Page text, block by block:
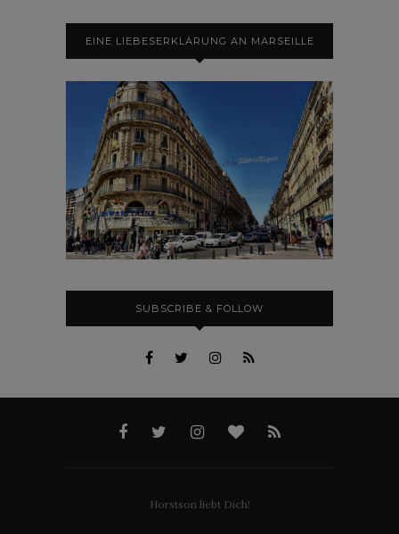
EINE LIEBESERKLÄRUNG AN MARSEILLE
SUBSCRIBE & FOLLOW
Horstson liebt Dich!